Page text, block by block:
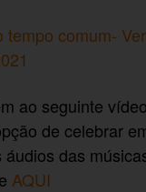
tempo comum-
ao seguinte
de celebrar
das
AQUI